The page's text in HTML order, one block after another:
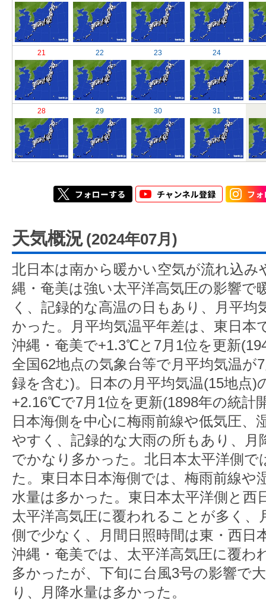
21 22 23 24
28 29 30 31
天気概況 (2024年07月)
北日本は南から暖かい空気が流れ込み
縄・奄美は強い太平洋高気圧の影響で
く、記録的な高温の日もあり、月平
かった。月平均気温平年差は、東日
沖縄・奄美で+1.3℃と7月1位を更新
全国62地点の気象台等で月平均気温が
録を含む)。日本の月平均気温(15地点)
+2.16℃で7月1位を更新(1898年の統計
日本海側を中心に梅雨前線や低気圧、
やすく、記録的な大雨の所もあり、月
でかなり多かった。北日本太平洋側で
た。東日本日本海側では、梅雨前線や
水量は多かった。東日本太平洋側と西
太平洋高気圧に覆われることが多く、
側で少なく、月間日照時間は東・西日
沖縄・奄美では、太平洋高気圧に覆わ
多かったが、下旬に台風3号の影響で
り、月降水量は多かった。